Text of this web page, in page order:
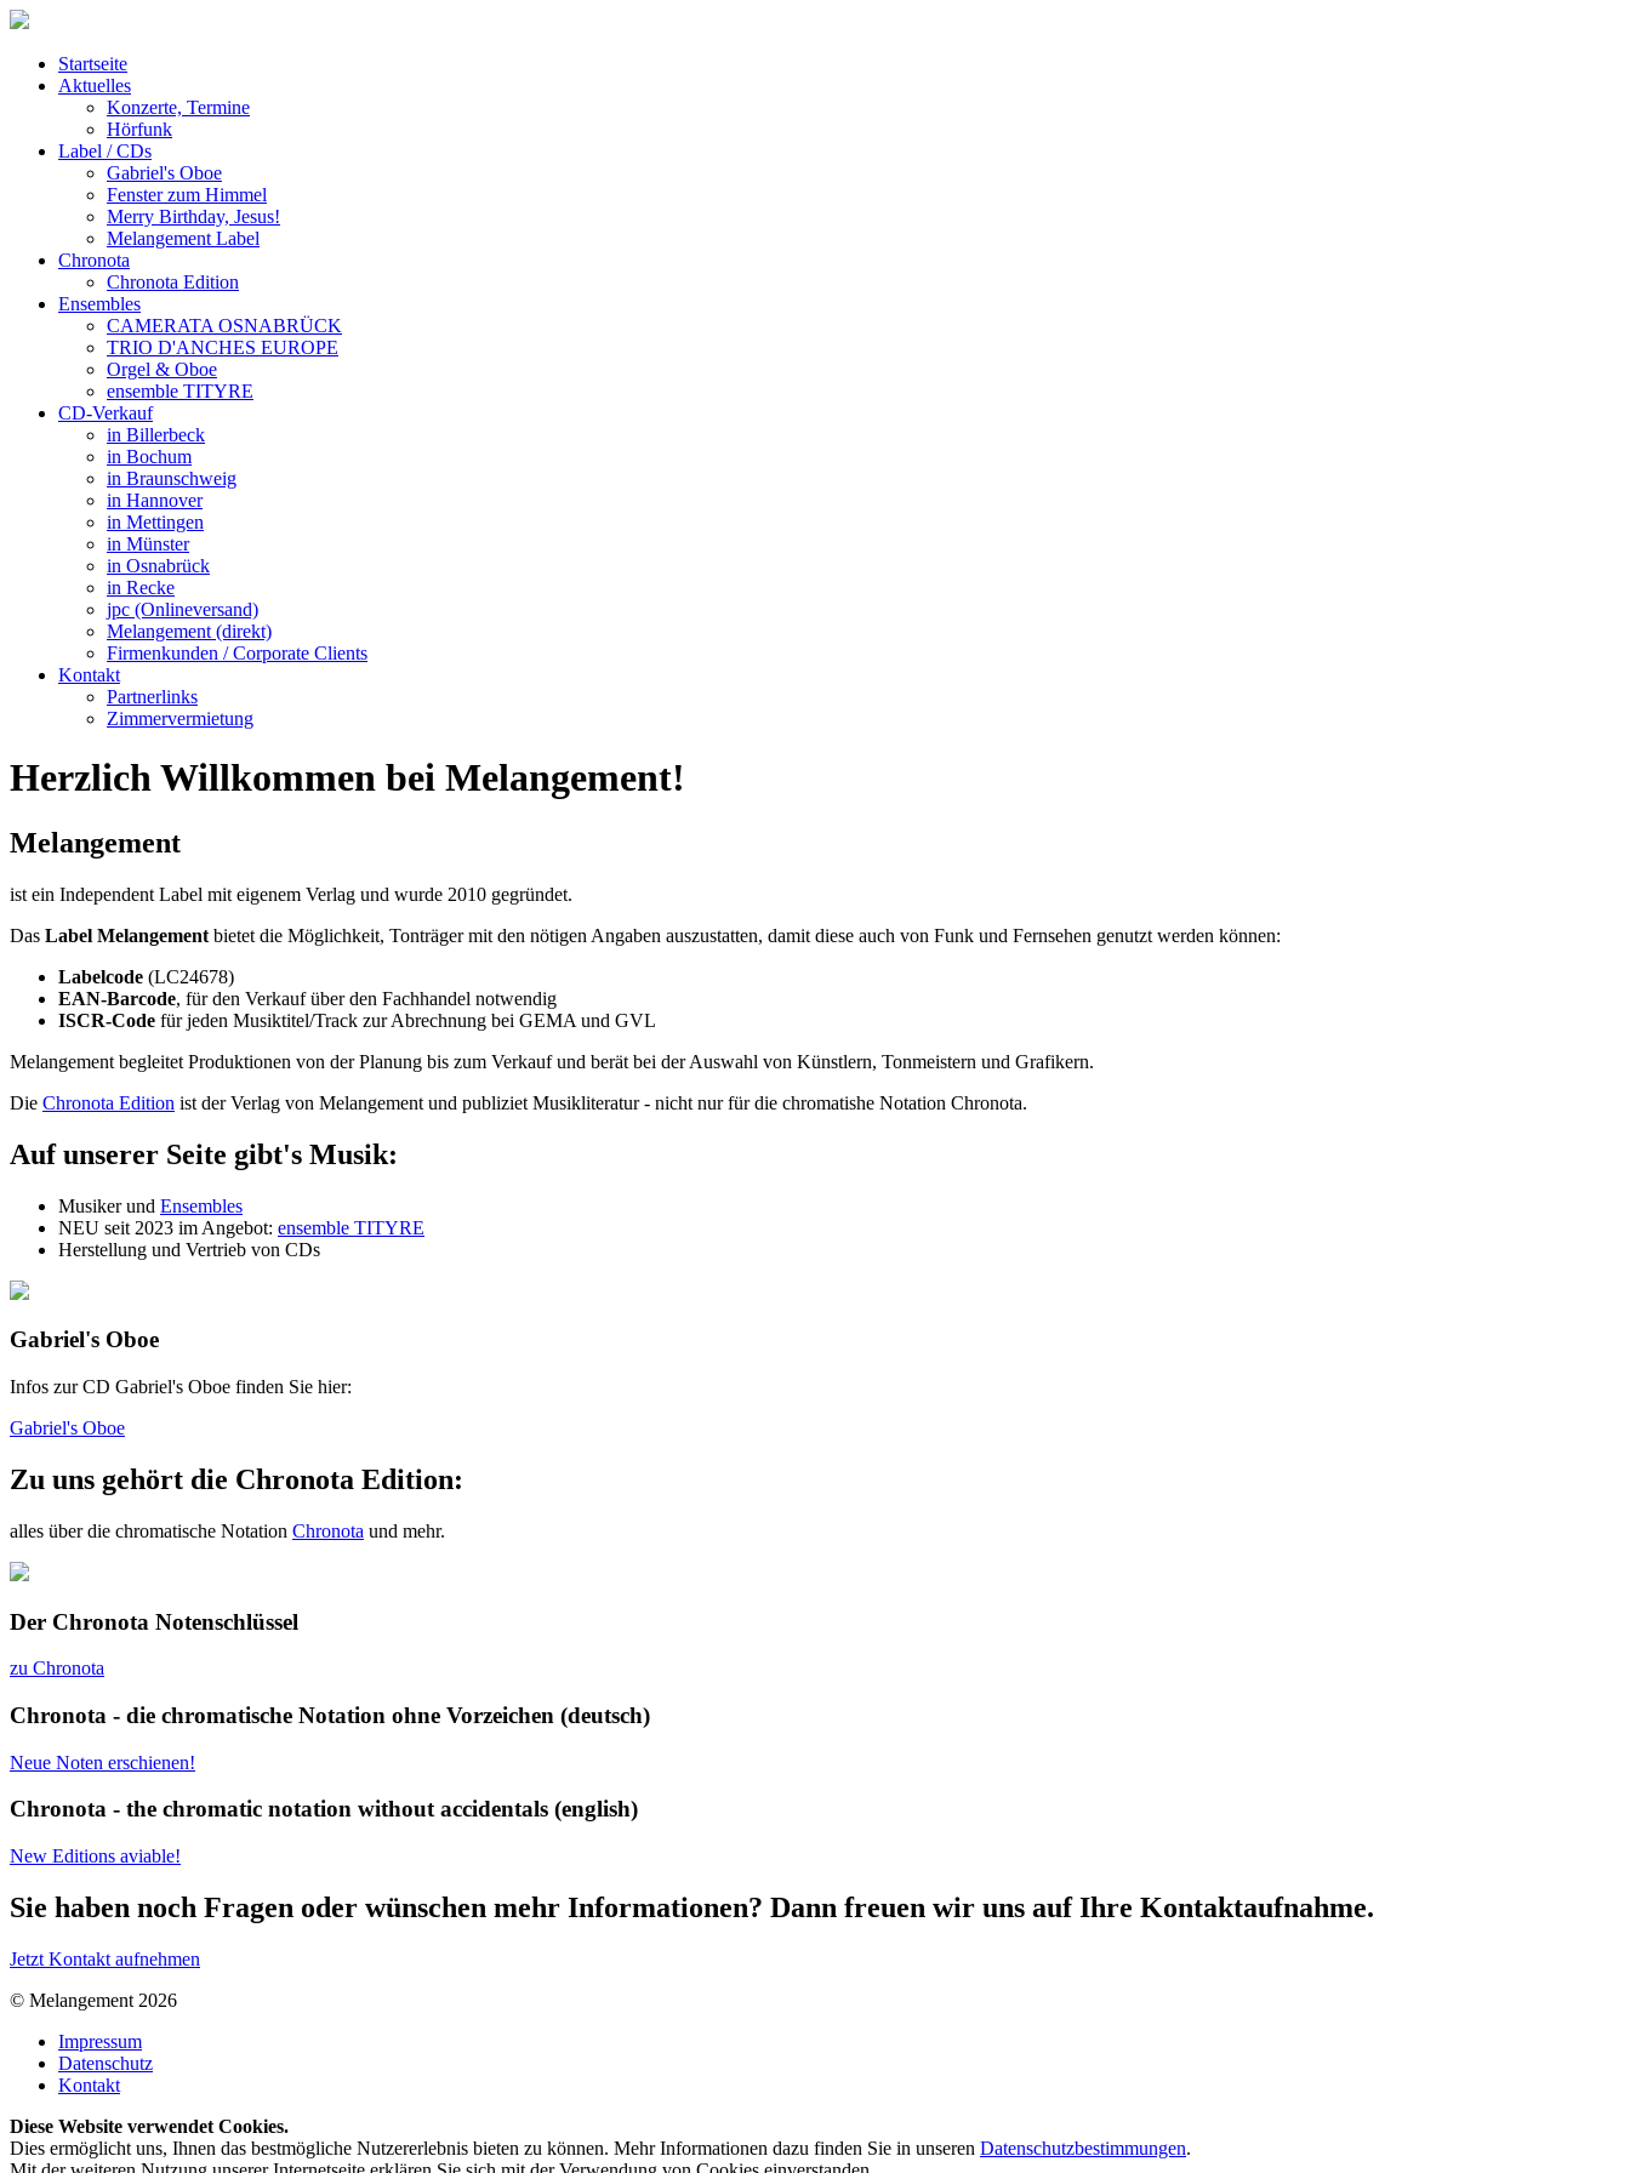
Startseite
Aktuelles
Konzerte, Termine
Hörfunk
Label / CDs
Gabriel's Oboe
Fenster zum Himmel
Merry Birthday, Jesus!
Melangement Label
Chronota
Chronota Edition
Ensembles
CAMERATA OSNABRÜCK
TRIO D'ANCHES EUROPE
Orgel & Oboe
ensemble TITYRE
CD-Verkauf
in Billerbeck
in Bochum
in Braunschweig
in Hannover
in Mettingen
in Münster
in Osnabrück
in Recke
jpc (Onlineversand)
Melangement (direkt)
Firmenkunden / Corporate Clients
Kontakt
Partnerlinks
Zimmervermietung
Herzlich Willkommen bei Melangement!
Melangement
ist ein Independent Label mit eigenem Verlag und wurde 2010 gegründet.
Das Label Melangement bietet die Möglichkeit, Tonträger mit den nötigen Angaben auszustatten, damit diese auch von Funk und Fernsehen genutzt werden können:
Labelcode (LC24678)
EAN-Barcode, für den Verkauf über den Fachhandel notwendig
ISCR-Code für jeden Musiktitel/Track zur Abrechnung bei GEMA und GVL
Melangement begleitet Produktionen von der Planung bis zum Verkauf und berät bei der Auswahl von Künstlern, Tonmeistern und Grafikern.
Die Chronota Edition ist der Verlag von Melangement und publiziet Musikliteratur - nicht nur für die chromatishe Notation Chronota.
Auf unserer Seite gibt's Musik:
Musiker und Ensembles
NEU seit 2023 im Angebot: ensemble TITYRE
Herstellung und Vertrieb von CDs
Gabriel's Oboe
Infos zur CD Gabriel's Oboe finden Sie hier:
Gabriel's Oboe
Zu uns gehört die Chronota Edition:
alles über die chromatische Notation Chronota und mehr.
Der Chronota Notenschlüssel
zu Chronota
Chronota - die chromatische Notation ohne Vorzeichen (deutsch)
Neue Noten erschienen!
Chronota - the chromatic notation without accidentals (english)
New Editions aviable!
Sie haben noch Fragen oder wünschen mehr Informationen? Dann freuen wir uns auf Ihre Kontaktaufnahme.
Jetzt Kontakt aufnehmen
© Melangement 2026
Impressum
Datenschutz
Kontakt
Diese Website verwendet Cookies.
Dies ermöglicht uns, Ihnen das bestmögliche Nutzererlebnis bieten zu können. Mehr Informationen dazu finden Sie in unseren Datenschutzbestimmungen.